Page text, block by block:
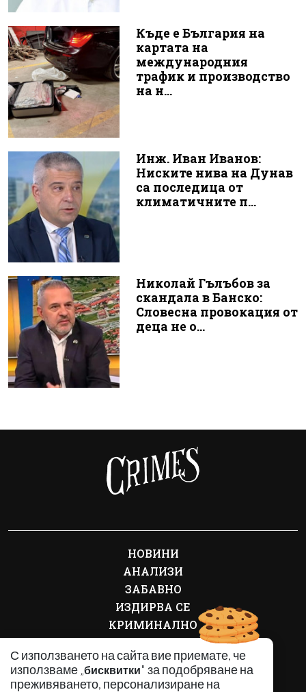
Къде е България на
картата на
международния
трафик и производство
на н...
Инж. Иван Иванов:
Ниските нива на Дунав
са последица от
климатичните п...
Николай Гълъбов за
скандала в Банско:
Словесна провокация от
деца не о...
С използването на сайта вие приемате, че
използваме „бисквитки" за подобряване на
преживяването, персонализиране на
НОВИНИ
АНАЛИЗИ
ЗАБАВНО
ИЗДИРВА СЕ
КРИМИНАЛНО
ЛИЧНОСТИ
ОБЩЕСТВЕНИ ТЕМИ
ПО СВЕТА